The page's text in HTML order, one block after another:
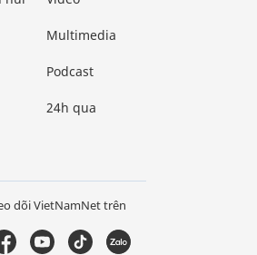
Multimedia
Podcast
24h qua
dõi VietNamNet trên